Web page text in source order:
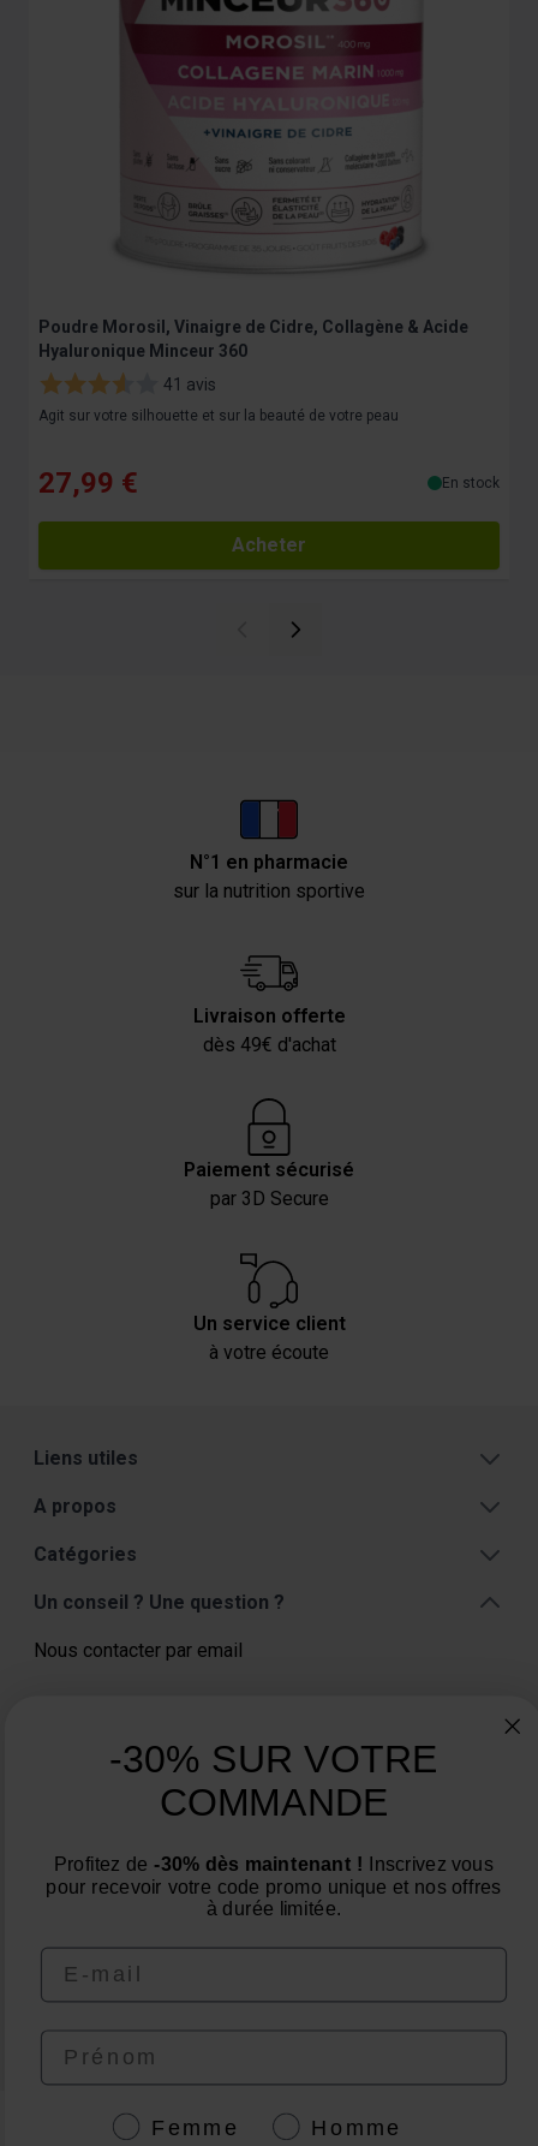
Poudre Morosil, Vinaigre de Cidre, Collagène & Acide
Hyaluronique Minceur 360
41 avis
Agit sur votre silhouette et sur la beauté de votre peau
27,99 € En stock
Acheter
N°1 en pharmacie
sur la nutrition sportive
Livraison offerte
dès 49€ d'achat
Paiement sécurisé
par 3D Secure
Un service client
à votre écoute
Liens utiles
A propos
Catégories
Un conseil ? Une question ?
Nous contacter par email
4.6
© EAFIT 2026 | Paiement sécurisé | *Norme AFNOR NF EN 17444. Voir fiche
produit.
Paiement sécurisé avec
-30% SUR VOTRE
COMMANDE
Profitez de -30% dès maintenant ! Inscrivez vous
pour recevoir votre code promo unique et nos offres
à durée limitée.
Email
Prénom
GenreFemme Homme